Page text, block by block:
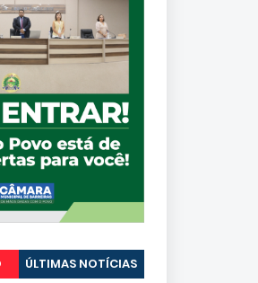
ÚLTIMAS NOTÍCIAS